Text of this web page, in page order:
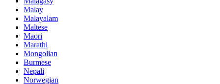
Malay
Malayalam
Maltese
Maori
Marathi
Mongolian
Burmese
Nepali
Norwegian